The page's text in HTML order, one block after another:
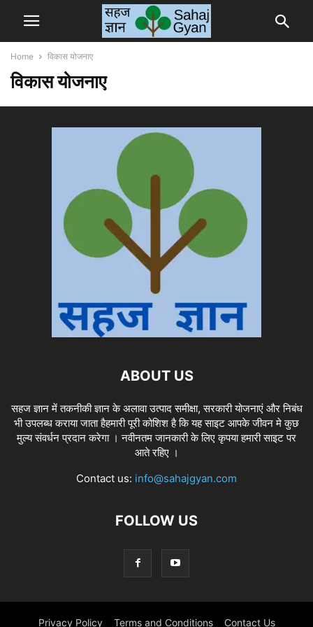
Home विकास योजनाए
विकास योजनाए
ABOUT US
सहज ज्ञान में तकनीकी ज्ञान के अलावा उत्पाद समीक्षा, सरकारी योजनाएं और निबंध
भी उपलब्ध कराया जाता हैहमारी पूरी कोशिश है कि यह साइट आपके जीवन मे कुछ
मुल्य संवर्धन प्रदान करेगा । नवीनतम जानकारी के लिए कृपया हमारी साइट पर
आते रहिए ।
Contact us: info@sahajgyan.com
FOLLOW US
Privacy Policy Terms and Conditions Contact Us